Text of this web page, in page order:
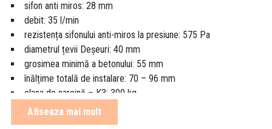
sifon anti miros: 28 mm
debit: 35 l/min
rezistența sifonului anti-miros la presiune: 575 Pa
diametrul țevii Deșeuri: 40 mm
grosimea minimă a betonului: 55 mm
înălțime totală de instalare: 70 – 96 mm
clasa de sarcină – K3: 300 kg
pentru folosire în interior
pentru evacuarea apei din incinta de duș
Afiseaza mai mult